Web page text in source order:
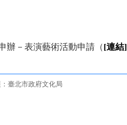
辦－表演藝術活動申請（ [連結]
臺北市政府文化局